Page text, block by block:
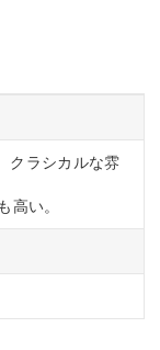
クラシカルな雰
高い。